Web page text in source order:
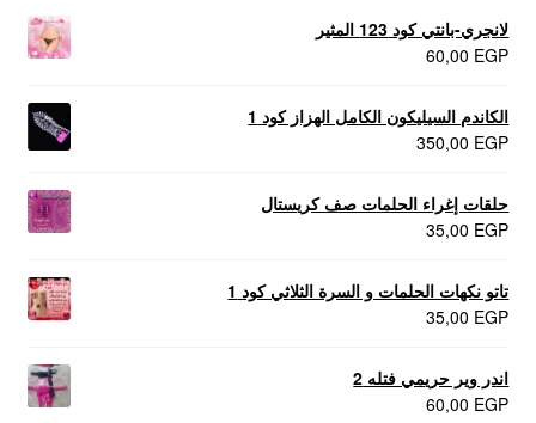
لانجري-بانتي كود 123 المثير
60,00 EGP
الكاندم السيليكون الكامل الهزاز كود 1
350,00 EGP
حلقات إغراء الحلمات صف كريستال
35,00 EGP
تاتو نكهات الحلمات و السرة الثلاثي كود 1
35,00 EGP
اندر وير حريمي فتله 2
60,00 EGP